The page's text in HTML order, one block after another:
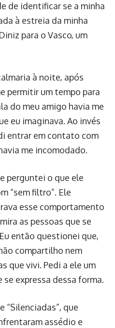
de identificar se a minha
à estreia da minha
para o Vasco, um
à noite, após
permitir um tempo para
do meu amigo havia me
eu imaginava. Ao invés
entrar em contato com
me incomodado.
perguntei o que ele
“sem filtro”. Ele
esse comportamento
as pessoas que se
então questionei que,
compartilho nem
que vivi. Pedi a ele um
expressa dessa forma.
“Silenciadas”, que
assédio e